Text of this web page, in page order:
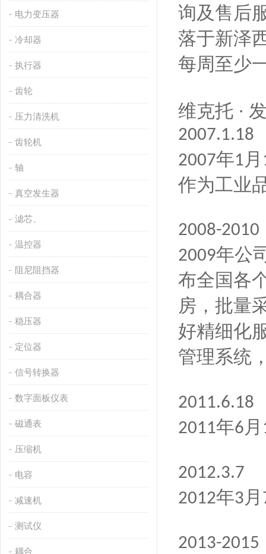
电力变压器
冷却器
执行器
齿轮
压力清洗机
齿轮机
轴
真空发生器
滤芯、
温控器
阻尼阻挡器
耦合器
稳压器
定位器
信号转换器
数字面板仪表
磁通表
压缩机
电容
减速机
测试仪
耦合
询及售后
落于新泽
每周至少
维克托 ·
2007.1.18
2007年1月
作为工业
2008-2010
2009年公
布全国各
房，批量
好精细化
管理系统
2011.6.18
2011年6月
2012.3.7
2012年3月
2013-2015